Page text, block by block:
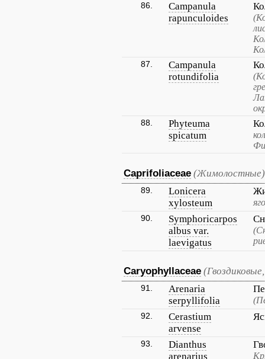
86.
Campanula
rapunculoides
87.
Campanula
rotundifolia
88.
Phyteuma
spicatum
Caprifoliaceae (Жимолостные)
89.
Lonicera
xylosteum
90.
Symphoricarpos
albus var.
laevigatus
Caryophyllaceae
91.
Arenaria
serpyllifolia
92.
Cerastium
arvense
93.
Dianthus
arenarius